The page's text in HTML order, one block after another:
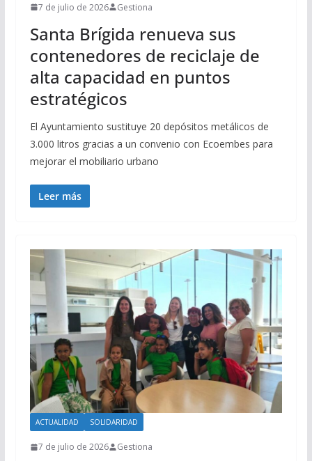
7 de julio de 2026 Gestiona
Santa Brígida renueva sus
contenedores de reciclaje de
alta capacidad en puntos
estratégicos
El Ayuntamiento sustituye 20 depósitos metálicos de
3.000 litros gracias a un convenio con Ecoembes para
mejorar el mobiliario urbano
Leer más
ACTUALIDAD SOLIDARIDAD
7 de julio de 2026 Gestiona